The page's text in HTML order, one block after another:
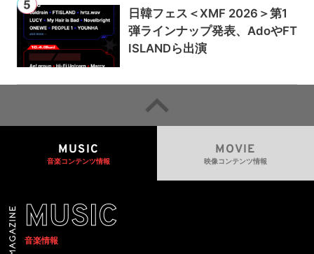
日韓フェス＜XMF 2026＞第1
弾ラインナップ発表、AdoやFT
ISLANDら出演
MUSIC
音楽コンテンツ情報
MOVIE
映像コンテンツ情報
MUSIC
音楽情報